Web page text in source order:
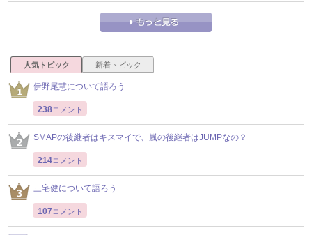
人気トピック 新着トピック
伊野尾慧について語ろう
238コメント
SMAPの後継者はキスマイで、嵐の後継者はJUMPなの？
214コメント
三宅健について語ろう
107 コメント